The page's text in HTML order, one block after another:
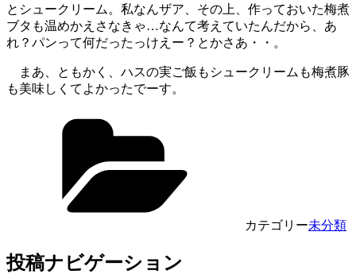
とシュークリーム。私なんザア、その上、作っておいた梅煮
ブタも温めかえさなきゃ…なんて考えていたんだから、あ
れ？パンって何だったっけえー？とかさあ・・。
まあ、ともかく、ハスの実ご飯もシュークリームも梅煮豚
も美味しくてよかったでーす。
カテゴリー未分類
投稿ナビゲーション